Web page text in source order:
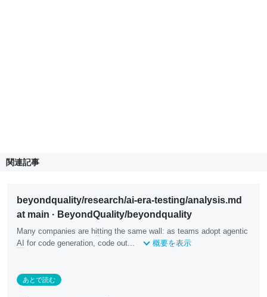
関連記事
beyondquality/research/ai-era-testing/analysis.md
at main · BeyondQuality/beyondquality
Many companies are hitting the same wall: as teams adopt agentic
AI for code generation, code out... 概要を表示
あとで読む